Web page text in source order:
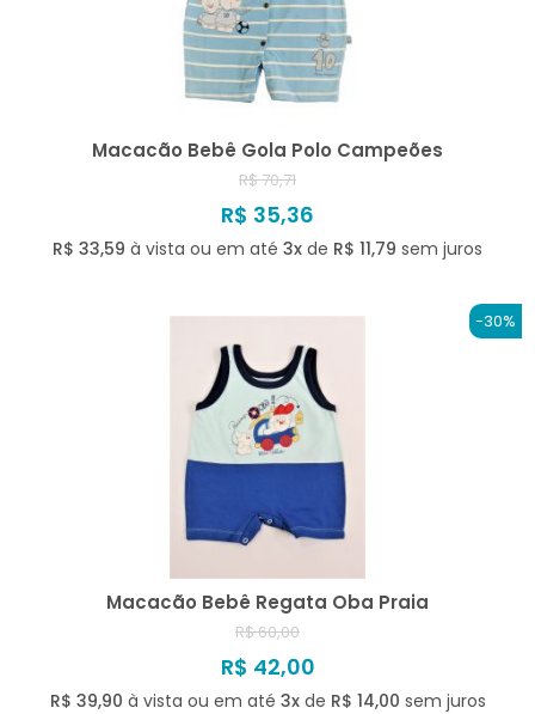
Macacão Bebê Gola Polo Campeões
R$ 70,71
R$ 35,36
R$ 33,59 à vista ou em até 3x de R$ 11,79 sem juros
-30%
Macacão Bebê Regata Oba Praia
R$ 60,00
R$ 42,00
R$ 39,90 à vista ou em até 3xde R$ 14,00 sem juros